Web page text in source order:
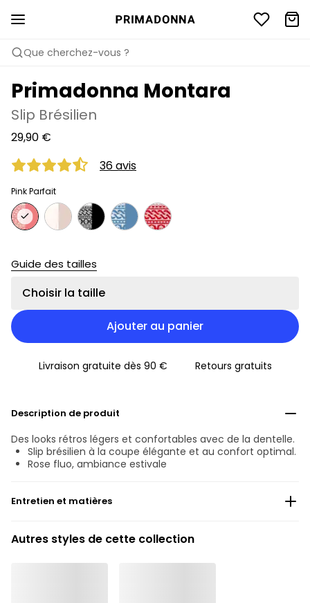
Que cherchez-vous ?
Primadonna Montara
Slip Brésilien
29,90 €
36 avis
Pink Parfait
Guide des tailles
Choisir la taille
Ajouter au panier
Livraison gratuite dès 90 € Retours gratuits
Description de produit
Des looks rétros légers et confortables avec de la dentelle.
Slip brésilien à la coupe élégante et au confort optimal.
Rose fluo, ambiance estivale
Entretien et matières
Ne pas blanchir
Lavage professionnel exclu
Autres styles de cette collection